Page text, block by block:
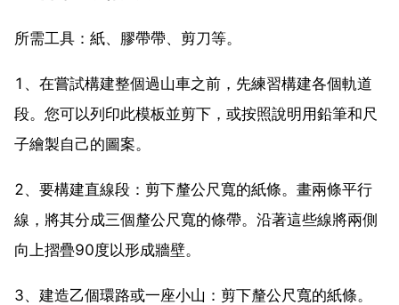
所需工具：紙、膠帶帶、剪刀等。
1、在嘗試構建整個過山車之前，先練習構建各個軌道
段。您可以列印此模板並剪下，或按照說明用鉛筆和尺
子繪製自己的圖案。
2、要構建直線段：剪下釐公尺寬的紙條。畫兩條平行
線，將其分成三個釐公尺寬的條帶。沿著這些線將兩側
向上摺疊90度以形成牆壁。
3、建造乙個環路或一座小山：剪下釐公尺寬的紙條。